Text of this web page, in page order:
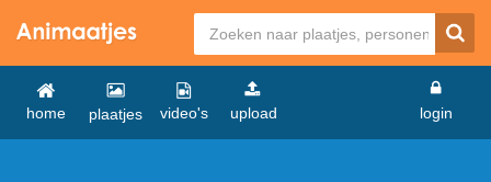
home plaatjes video's upload login